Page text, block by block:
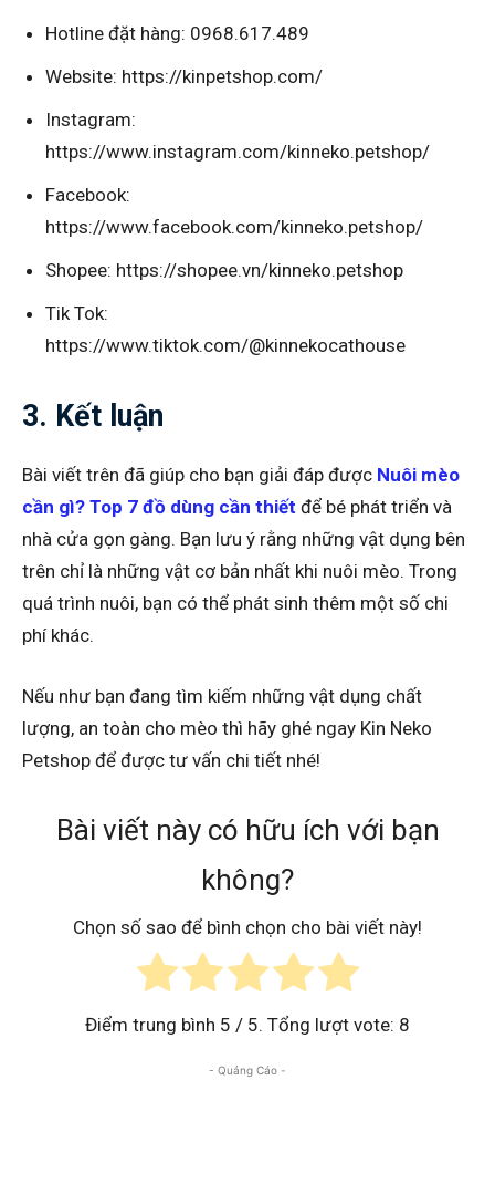
Hotline đặt hàng: 0968.617.489
Website: https://kinpetshop.com/
Instagram:
https://www.instagram.com/kinneko.petshop/
Facebook:
https://www.facebook.com/kinneko.petshop/
Shopee: https://shopee.vn/kinneko.petshop
Tik Tok:
https://www.tiktok.com/@kinnekocathouse
3. Kết luận
Bài viết trên đã giúp cho bạn giải đáp được Nuôi mèo
cần gì? Top 7 đồ dùng cần thiết để bé phát triển và
nhà cửa gọn gàng. Bạn lưu ý rằng những vật dụng bên
trên chỉ là những vật cơ bản nhất khi nuôi mèo. Trong
quá trình nuôi, bạn có thể phát sinh thêm một số chi
phí khác.
Nếu như bạn đang tìm kiếm những vật dụng chất
lượng, an toàn cho mèo thì hãy ghé ngay Kin Neko
Petshop để được tư vấn chi tiết nhé!
Bài viết này có hữu ích với bạn
không?
Chọn số sao để bình chọn cho bài viết này!
Điểm trung bình 5 / 5. Tổng lượt vote: 8
- Quảng Cáo -